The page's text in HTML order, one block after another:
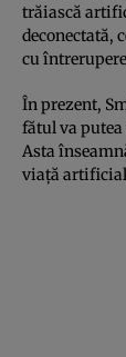
trăiască
deconectată,
cu
În prezent,
fătul va
Asta
viață